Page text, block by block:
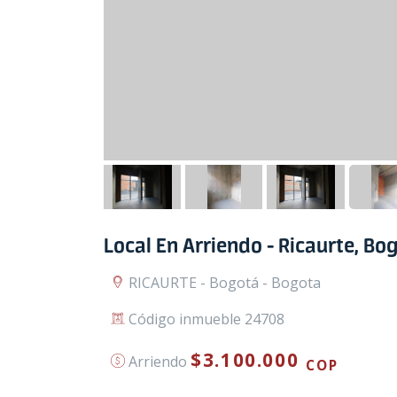
Local En Arriendo - Ricaurte,
RICAURTE - Bogotá - Bogota
Código inmueble 24708
Arriendo $3.100.000 COP